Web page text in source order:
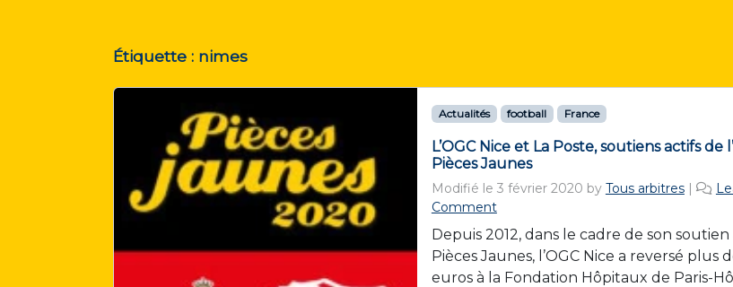
Étiquette : nimes
Actualités football France
L’OGC Nice et La Poste, soutiens actifs de
Pièces Jaunes
Modifié le 3 février 2020 by Tous arbitres |
Comment
Depuis 2012, dans le cadre de son soutien
Pièces Jaunes, l’OGC Nice a reversé plus
euros à la Fondation Hôpitaux de Paris-